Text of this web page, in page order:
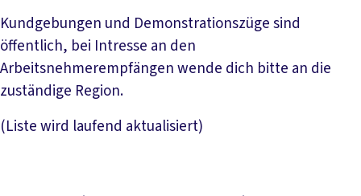
Kundgebungen und Demonstrationszüge sind
öffentlich, bei Intresse an den
Arbeitsnehmerempfängen wende dich bitte an die
zuständige Region.
(Liste wird laufend aktualisiert)